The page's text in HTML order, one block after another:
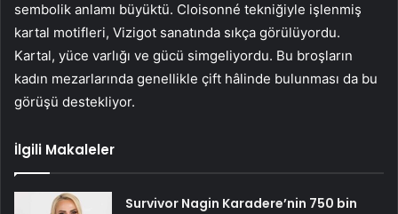
sembolik anlamı büyüktü. Cloisonné tekniğiyle işlenmiş
kartal motifleri, Vizigot sanatında sıkça görülüyordu.
Kartal, yüce varlığı ve gücü simgeliyordu. Bu broşların
kadın mezarlarında genellikle çift hâlinde bulunması da bu
görüşü destekliyor.
İlgili Makaleler
Survivor Nagin Karadere’nin 750 bin